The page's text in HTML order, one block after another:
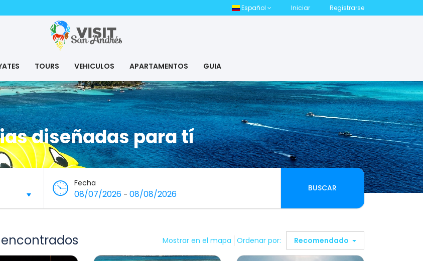
Español Iniciar Registrarse
TOURS VEHICULOS APARTAMENTOS GUIA
diseñadas para tí
Fecha
08/07/2026 - 08/08/2026
BUSCAR
Mostrar en el mapa Ordenar por: Recomendado